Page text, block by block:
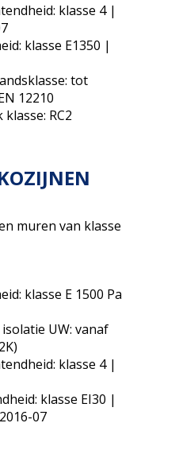
klasse 4 |
klasse E1350 |
tot
12210
RC2
muren van klasse
klasse E 1500 Pa
UW: vanaf
klasse 4 |
klasse EI30 |
07